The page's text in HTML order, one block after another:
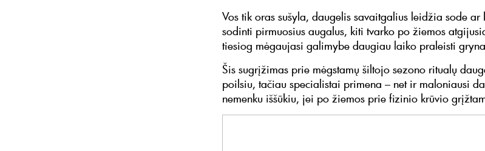
Vos tik oras sušyla, daugelis savaitgalius leidžia sode
sodinti pirmuosius augalus, kiti tvarko po žiemos
tiesiog mėgaujasi galimybe daugiau laiko praleisti
Šis sugrįžimas prie mėgstamų šiltojo sezono ritualų
poilsiu, tačiau specialistai primena – net ir maloniausi
nemenku iššūkiu, jei po žiemos prie fizinio krūvio